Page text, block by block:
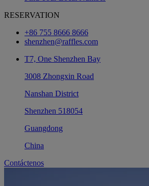
RESERVATION
+86 755 8666 8666
shenzhen@raffles.com
T7, One Shenzhen Bay
3008 Zhongxin Road
Nanshan District
Shenzhen 518054
Guangdong
China
Contáctenos